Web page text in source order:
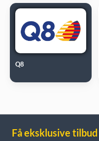
Q8
Få eksklusive